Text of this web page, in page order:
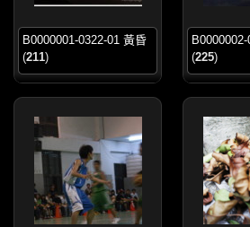
B0000001-0322-01 黃昏
(211)
(225)